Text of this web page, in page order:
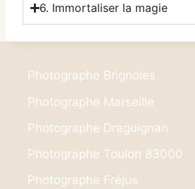
6. Immortaliser la magie
Photographe Brignoles
Photographe Marseille
Photographe Draguignan
Photographe Toulon 83000
Photographe Fréjus